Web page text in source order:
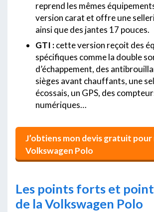
reprend les mêmes
version carat et offre une
ainsi que des jantes 17 pouces.
GTI :cette version reçoit des
spécifiques comme la double
d’échappement, des
sièges avant chauffants, une
écossais, un GPS, des
numériques…
J’obtiens mon devis gratuit pour
Volkswagen Polo
Les points forts et
de la Volkswagen Polo